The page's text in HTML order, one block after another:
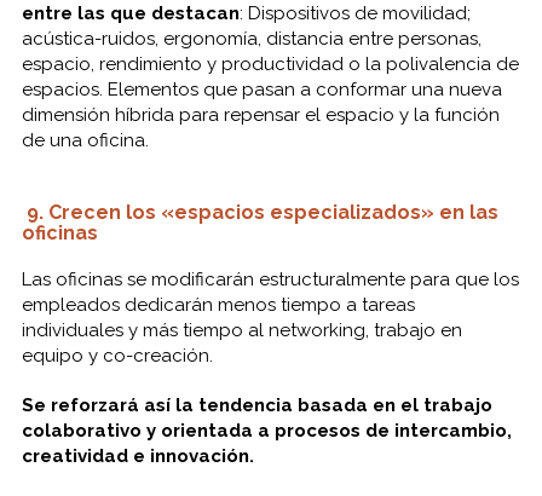
entre las que destacan: Dispositivos de movilidad;
acústica-ruidos, ergonomía, distancia entre personas,
espacio, rendimiento y productividad o la polivalencia de
espacios. Elementos que pasan a conformar una nueva
dimensión híbrida para repensar el espacio y la función
de una oficina.
9. Crecen los «espacios especializados» en las
oficinas
Las oficinas se modificarán estructuralmente para que los
empleados dedicarán menos tiempo a tareas
individuales y más tiempo al networking, trabajo en
equipo y co-creación.
Se reforzará así la tendencia basada en el trabajo
colaborativo y orientada a procesos de intercambio,
creatividad e innovación.